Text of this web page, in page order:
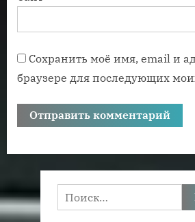
Сохранить моё имя, email и
браузере для последующих
Найти: